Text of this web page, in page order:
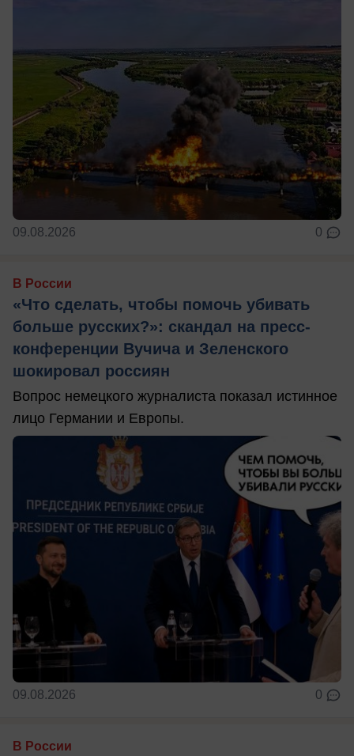
09.08.2026 0
В России
«Что сделать, чтобы помочь убивать
больше русских?»: скандал на пресс-
конференции Вучича и Зеленского
шокировал россиян
Вопрос немецкого журналиста показал истинное
лицо Германии и Европы.
09.08.2026 0
В России